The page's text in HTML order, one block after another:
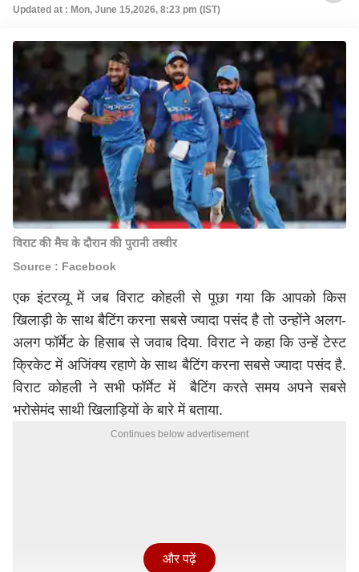
Updated at : Mon, June 15,2026, 8:23 pm (IST)
विराट की मैच के दौरान की पुरानी तस्वीर
Source : Facebook
एक इंटरव्यू में जब विराट कोहली से पूछा गया कि आपको किस
खिलाड़ी के साथ बैटिंग करना सबसे ज्यादा पसंद है तो उन्होंने अलग-
अलग फॉर्मेट के हिसाब से जवाब दिया. विराट ने कहा कि उन्हें टेस्ट
क्रिकेट में अजिंक्य रहाणे के साथ बैटिंग करना सबसे ज्यादा पसंद है.
विराट कोहली ने सभी फॉर्मेट में बैटिंग करते समय अपने सबसे
भरोसेमंद साथी खिलाड़ियों के बारे में बताया.
Continues below advertisement
और पढ़ें